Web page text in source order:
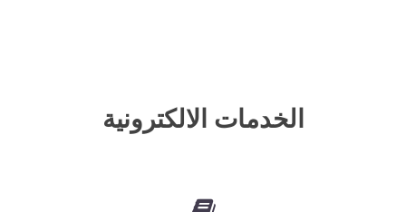
الخدمات الالكترونية